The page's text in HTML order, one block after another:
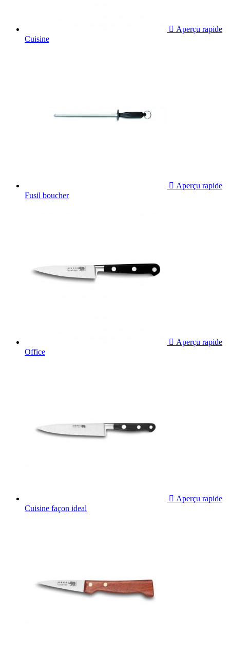
 Aperçu rapide
Cuisine
 Aperçu rapide
Fusil boucher
 Aperçu rapide
Office
 Aperçu rapide
Cuisine façon ideal